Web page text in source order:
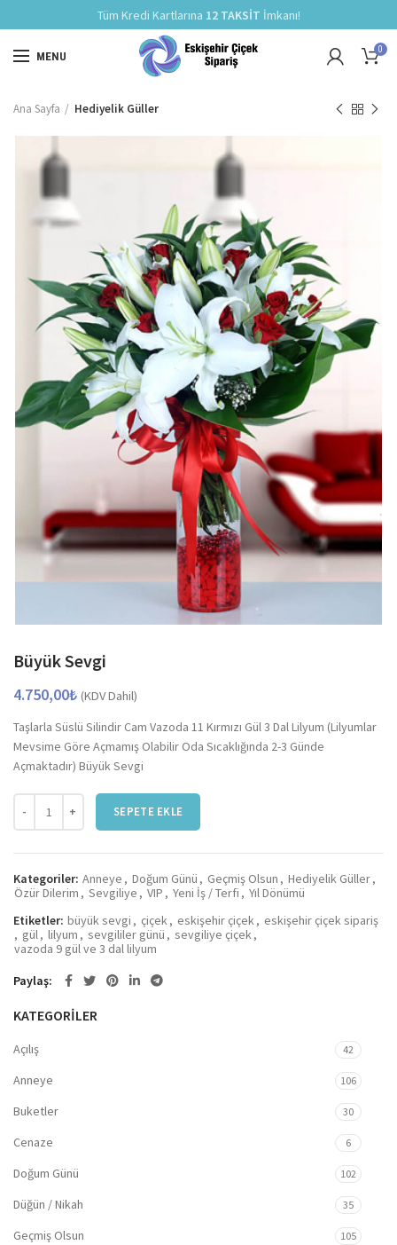
MENU 0
Ana Sayfa Hediyelik Güller
Büyük Sevgi
4.750,00₺ (KDV Dahil)
Taşlarla Süslü Silindir Cam Vazoda 11 Kırmızı Gül 3 Dal Lilyum (Lilyumlar
Mevsime Göre Açmamış Olabilir Oda Sıcaklığında 2-3 Günde
Açmaktadır) Büyük Sevgi
Büyük Sevgi adet
SEPETE EKLE
Kategoriler: Anneye , Doğum Günü , Geçmiş Olsun , Hediyelik Güller,
Özür Dilerim , Sevgiliye , VIP , Yeni İş / Terfi , Yıl Dönümü
Etiketler: büyük sevgi , çiçek, eskişehir çiçek, eskişehir çiçek sipariş
, gül, lilyum , sevgililer günü , sevgiliye çiçek,
vazoda 9 gül ve 3 dal lilyum
Paylaş
KATEGORİLER
Açılış 42
Anneye 106
Buketler 30
Cenaze 6
Doğum Günü 102
Düğün / Nikah 35
Geçmiş Olsun 105
Tüm Kredi Kartlarına 12 TAKSİT İmkanı!